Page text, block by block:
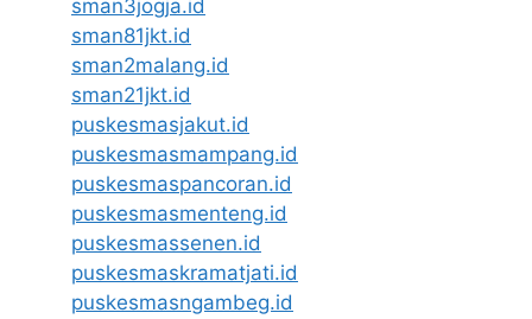
sman3jogja.id
sman81jkt.id
sman2malang.id
sman21jkt.id
puskesmasjakut.id
puskesmasmampang.id
puskesmaspancoran.id
puskesmasmenteng.id
puskesmassenen.id
puskesmaskramatjati.id
puskesmasngambeg.id